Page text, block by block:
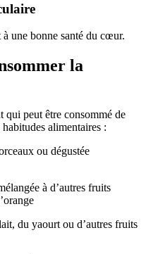
une bonne santé du cœur.
la
qui peut être consommé de
alimentaires :
ou dégustée
à d’autres fruits
du yaourt ou d’autres fruits